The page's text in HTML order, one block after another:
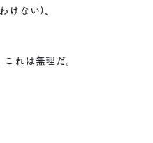
けない)、
れは無理だ。